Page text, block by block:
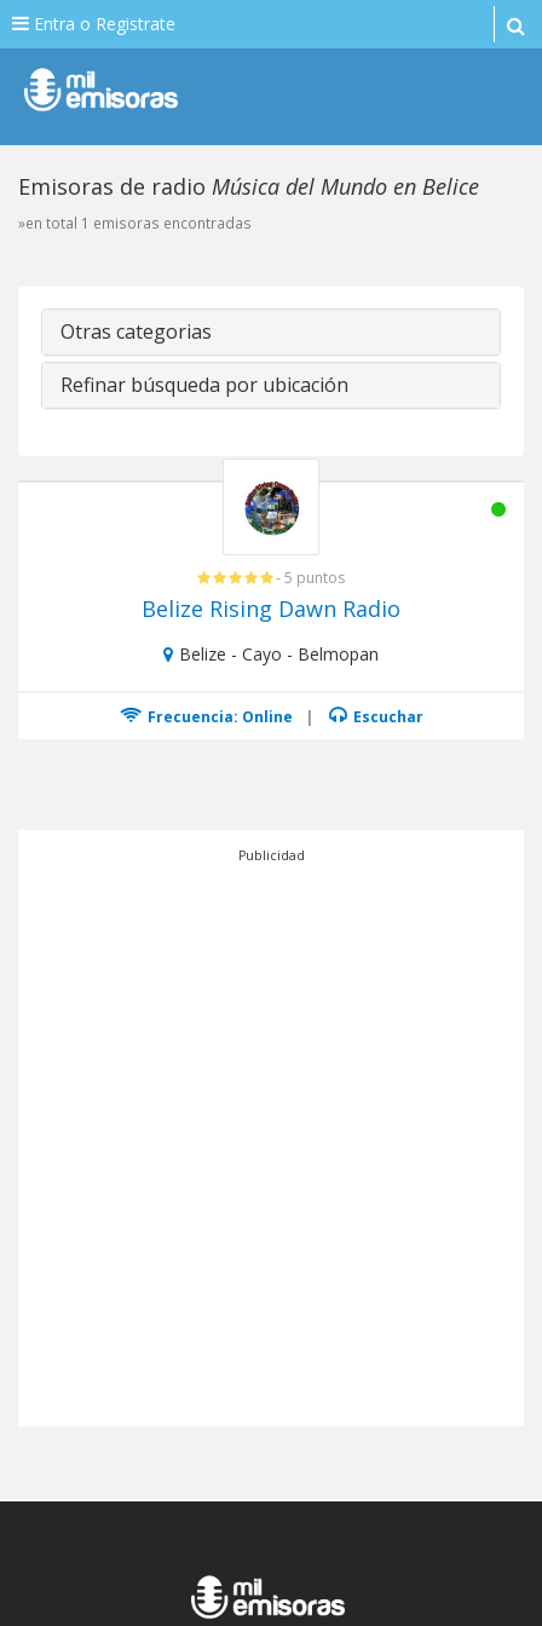
Entra o Registrate
Emisoras de radio Música del Mundo en Belice
»en total 1 emisoras encontradas
Otras categorias
Refinar búsqueda por ubicación
- 5 puntos
Belize Rising Dawn Radio
Belize - Cayo - Belmopan
Frecuencia: Online | Escuchar
Publicidad